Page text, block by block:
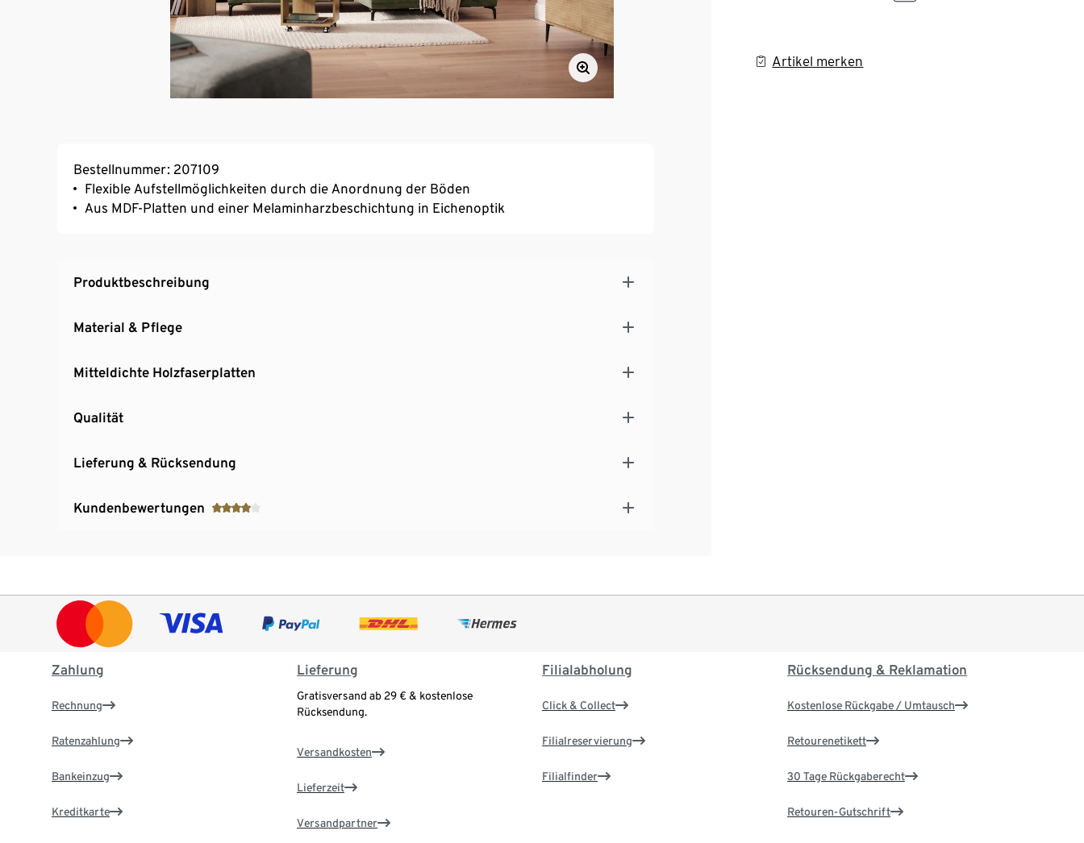
Artikel merken
Bestellnummer: 207109
Flexible Aufstellmöglichkeiten durch die Anordnung der Böden
Aus MDF-Platten und einer Melaminharzbeschichtung in Eichenoptik
Produktbeschreibung
Material & Pflege
Mitteldichte Holzfaserplatten
Qualität
Lieferung & Rücksendung
Kundenbewertungen
Zahlung
Rechnung
Ratenzahlung
Bankeinzug
Kreditkarte
Lieferung
Gratisversand ab 29 € & kostenlose
Rücksendung.
Versandkosten
Lieferzeit
Versandpartner
Filialabholung
Click & Collect
Filialreservierung
Filialfinder
Rücksendung & Reklamation
Kostenlose Rückgabe / Umtausch
Retourenetikett
30 Tage Rückgaberecht
Retouren-Gutschrift